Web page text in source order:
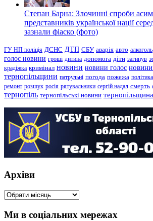
Степан Барна: Злочинні спроби
представників української нації
зазнали фіаско (фото)
ГУ НП поліція ДСНС ДТП СБУ аварія авто алкоголь
голос новини гроші дитина допомога діти загинув
крадіжка кримінал новини новини голос
тернопільщини патрульні погода пожежа політика
ремонт розшук росія рятувальники сергій надал смерть
тернопіль тернопільські новини тернопільщина
Архіви
Архіви
Ми в соціальних мережах